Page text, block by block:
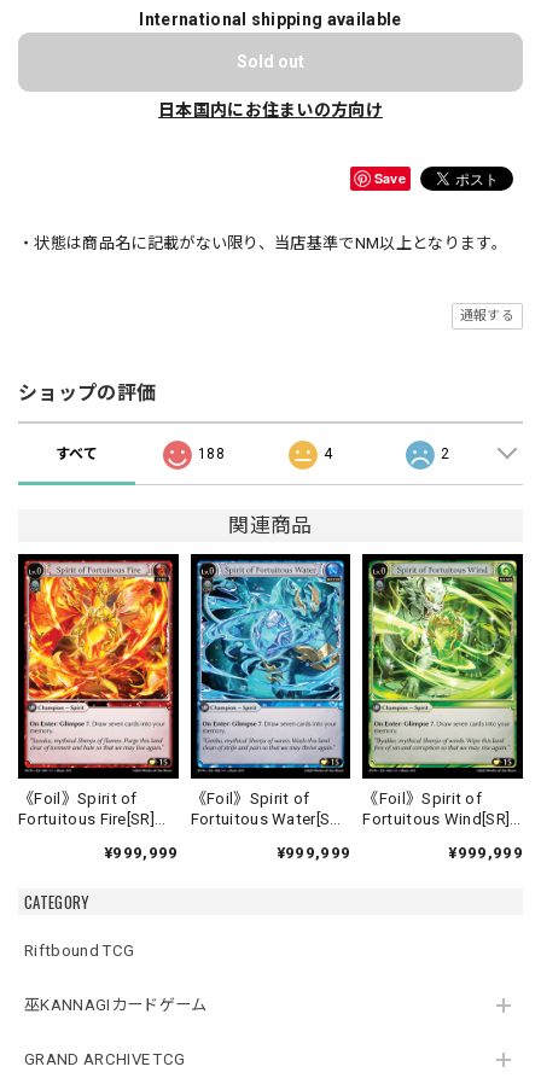
CATEGORY
Riftbound TCG
巫KANNAGIカードゲーム
GRAND ARCHIVE TCG
International shipping available
Sold out
日本国内にお住まいの方向け
Save
・状態は商品名に記載がない限り、当店基準でNM以上となります。
通報する
ショップの評価
すべて 188 4 2
関連商品
《Foil》Spirit of
Fortuitous Fire[SR]
¥999,999
《Foil》Spirit of
Fortuitous Water[SR]
¥999,999
《Foil》Spirit of
Fortuitous Wind[SR]
¥999,999